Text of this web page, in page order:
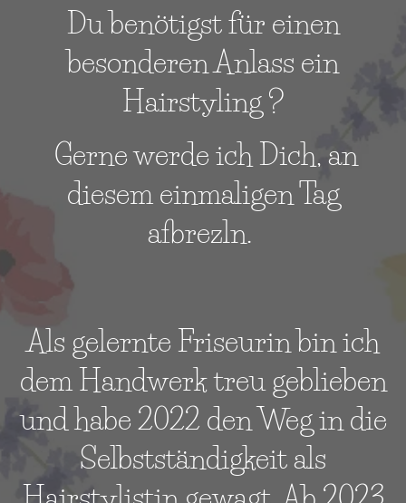
Du benötigst für einen
besonderen Anlass ein
Hairstyling ?
Gerne werde ich Dich, an
diesem einmaligen Tag
afbrezln.
Als gelernte Friseurin bin ich
dem Handwerk treu geblieben
und habe 2022 den Weg in die
Selbstständigkeit als